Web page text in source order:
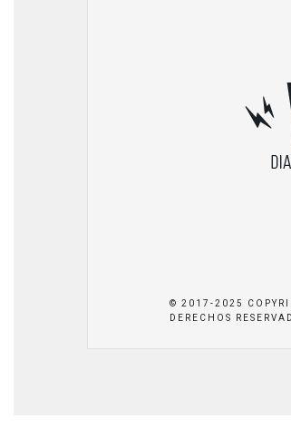
© 2017-2025
DERECHOS